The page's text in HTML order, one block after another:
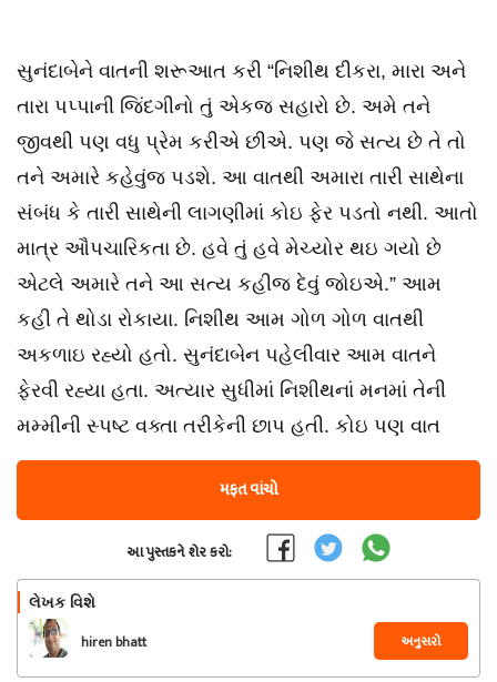
સુનંદાબેને વાતની શરૂઆત કરી “નિશીથ દીકરા, મારા અને
તારા પપ્પાની જિંદગીનો તું એકજ સહારો છે. અમે તને
જીવથી પણ વધુ પ્રેમ કરીએ છીએ. પણ જે સત્ય છે તે તો
તને અમારે કહેવુંજ પડશે. આ વાતથી અમારા તારી સાથેના
સંબંધ કે તારી સાથેની લાગણીમાં કોઇ ફેર પડતો નથી. આતો
માત્ર ઔપચારિકતા છે. હવે તું હવે મેચ્યોર થઇ ગયો છે
એટલે અમારે તને આ સત્ય કહીજ દેવું જોઇએ.” આમ
કહી તે થોડા રોકાયા. નિશીથ આમ ગોળ ગોળ વાતથી
અકળાઇ રહ્યો હતો. સુનંદાબેન પહેલીવાર આમ વાતને
ફેરવી રહ્યા હતા. અત્યાર સુધીમાં નિશીથનાં મનમાં તેની
મમ્મીની સ્પષ્ટ વક્તા તરીકેની છાપ હતી. કોઇ પણ વાત
મફત વાંચો
આ પુસ્તકને શેર કરો:
લેખક વિશે
hiren bhatt અનુસરો